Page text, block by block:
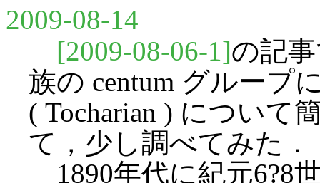
2009-08-14
[2009-08-06-1]の記
族の centum グループ
( Tocharian ) について
て，少し調べてみた．
1890年代に紀元6?8